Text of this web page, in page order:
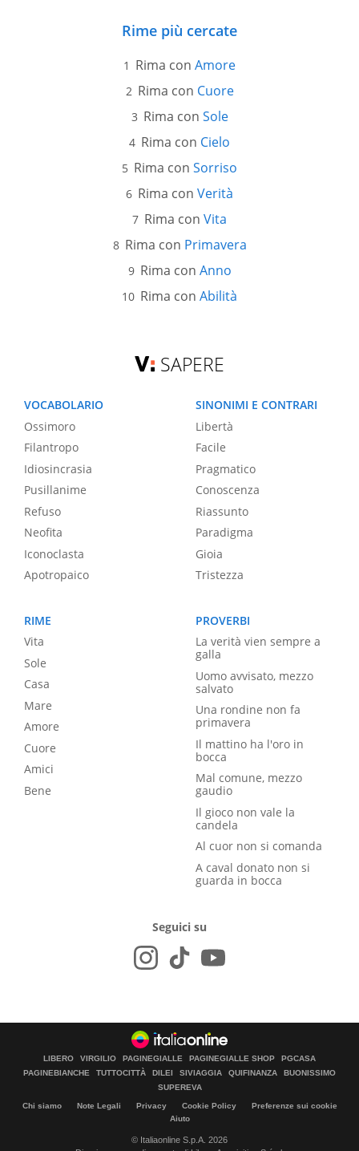
Rime più cercate
Rima con Amore
Rima con Cuore
Rima con Sole
Rima con Cielo
Rima con Sorriso
Rima con Verità
Rima con Vita
Rima con Primavera
Rima con Anno
Rima con Abilità
SAPERE
VOCABOLARIO
Ossimoro
Filantropo
Idiosincrasia
Pusillanime
Refuso
Neofita
Iconoclasta
Apotropaico
SINONIMI E CONTRARI
Libertà
Facile
Pragmatico
Conoscenza
Riassunto
Paradigma
Gioia
Tristezza
RIME
Vita
Sole
Casa
Mare
Amore
Cuore
Amici
Bene
PROVERBI
La verità vien sempre a
galla
Uomo avvisato, mezzo
salvato
Una rondine non fa
primavera
Il mattino ha l'oro in
bocca
Mal comune, mezzo
gaudio
Il gioco non vale la
candela
Al cuor non si comanda
A caval donato non si
guarda in bocca
Seguici su
LIBERO VIRGILIO PAGINEGIALLE PAGINEGIALLE SHOP
PGCASA
PAGINEBIANCHE
TUTTOCITTÀ DILEI SIVIAGGIA QUIFINANZA
BUONISSIMO
SUPEREVA
Chi siamo Note Legali Privacy Cookie Policy
Preferenze sui cookie
Aiuto
© Italiaonline S.p.A. 2026